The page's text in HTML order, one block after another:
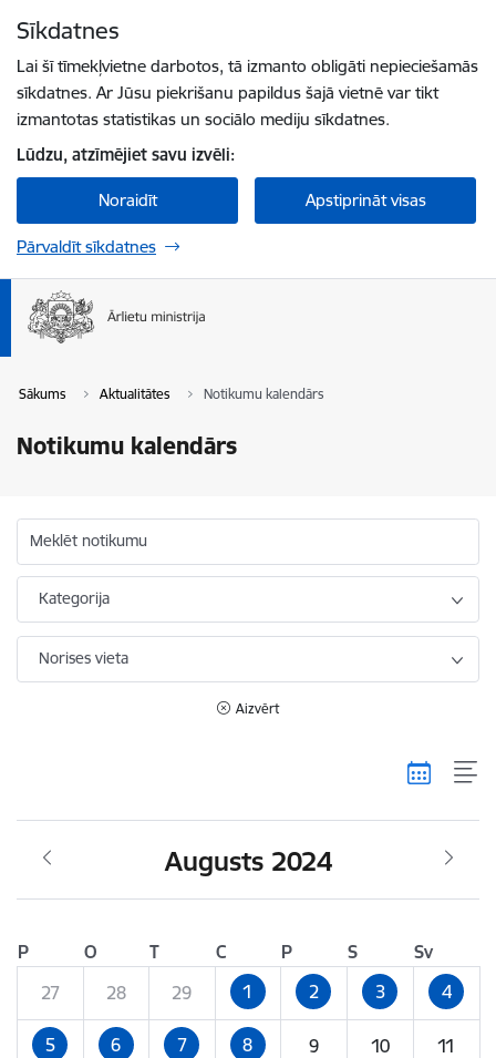
Sīkdatnes
Lai šī tīmekļvietne darbotos, tā izmanto obligāti nepieciešamās
sīkdatnes. Ar Jūsu piekrišanu papildus šajā vietnē var tikt
izmantotas statistikas un sociālo mediju sīkdatnes.
Lūdzu, atzīmējiet savu izvēli:
Noraidīt Apstiprināt visas
Pārvaldīt sīkdatnes
Sākums Aktualitātes Notikumu kalendārs
Notikumu kalendārs
Meklēt notikumu
Kategorija
Norises vieta
Aizvērt
Augusts 2024
P O T C P S
Sv
27
28 29 1 2 3 4
5 6 7 8 9 10 11